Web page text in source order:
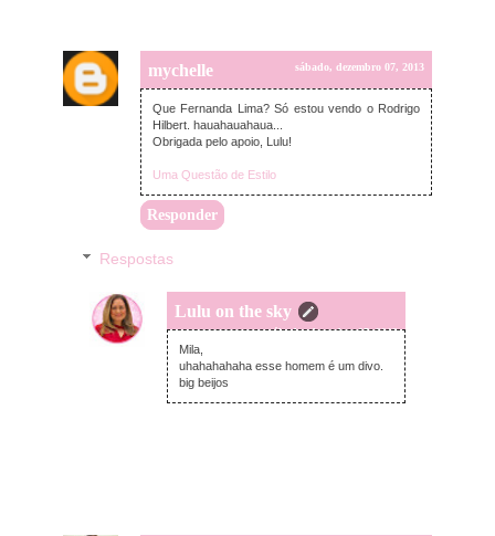
mychelle sábado, dezembro 07, 2013
Que Fernanda Lima? Só estou vendo o Rodrigo
Hilbert. hauahauahaua...
Obrigada pelo apoio, Lulu!
Uma Questão de Estilo
Responder
Respostas
Lulu on the sky
sábado, dezembro 07, 2013
Mila,
uhahahahaha esse homem é um divo.
big beijos